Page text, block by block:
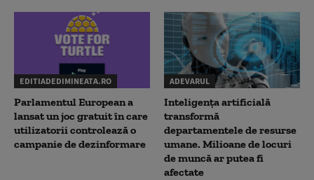
EDITIADEDIMINEATA.RO
Parlamentul European a
lansat un joc gratuit în care
utilizatorii controlează o
campanie de dezinformare
ADEVARUL
Inteligența artificială
transformă
departamentele de resurse
umane. Milioane de locuri
de muncă ar putea fi
afectate